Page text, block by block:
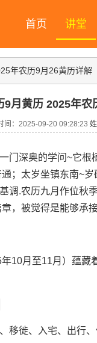
首页 讲堂
年农历9月26黄历详解
9月黄历 2025年农
间：2025-09-20 09:28:23
门深奥的学问~它
；太岁坐镇东南~
调.农历九月作位秋
，被觉得是能够承
10月至11月）蕴藏
移徙、入宅、出行